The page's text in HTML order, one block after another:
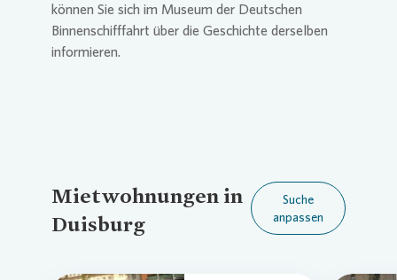
können Sie sich im Museum der Deutschen
Binnenschifffahrt über die Geschichte derselben
informieren.
Mietwohnungen in
Duisburg
Suche
anpassen